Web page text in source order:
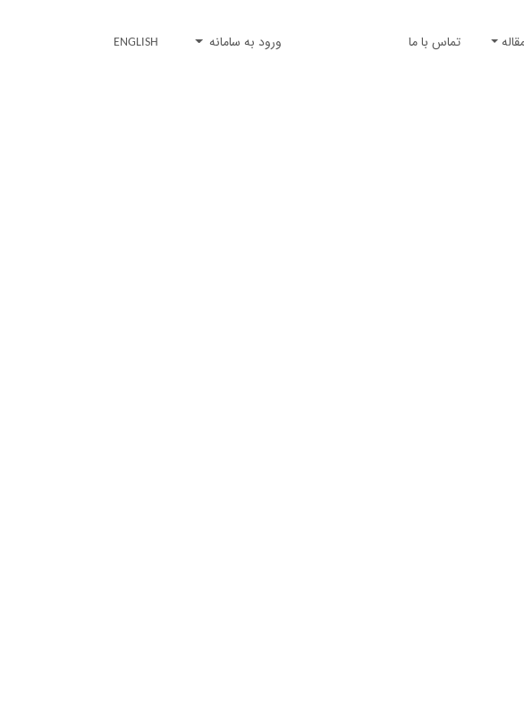
تماس با ما ورود به سامانه ENGLISH